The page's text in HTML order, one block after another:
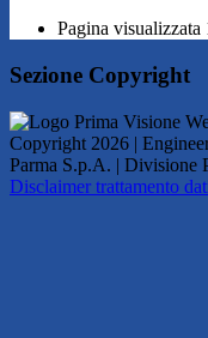
Pagina visualizzata
Sezione Copyright
Copyright 2026 |
Parma S.p.A. | Divisione
Disclaimer trattamento